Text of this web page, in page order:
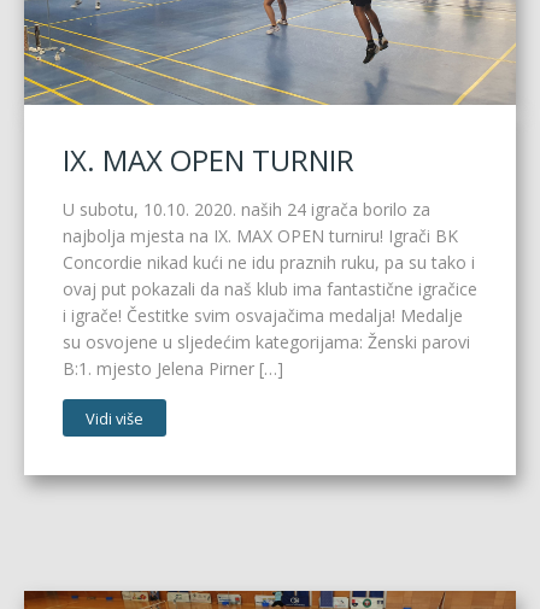
IX. MAX OPEN TURNIR
U subotu, 10.10. 2020. naših 24 igrača borilo za
najbolja mjesta na IX. MAX OPEN turniru! Igrači BK
Concordie nikad kući ne idu praznih ruku, pa su tako i
ovaj put pokazali da naš klub ima fantastične igračice
i igrače! Čestitke svim osvajačima medalja! Medalje
su osvojene u sljedećim kategorijama: Ženski parovi
B:1. mjesto Jelena Pirner […]
Vidi više